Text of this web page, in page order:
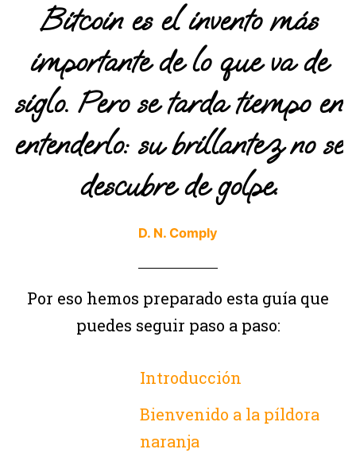
Bitcoin es el invento más
importante de lo que va de
siglo. Pero se tarda tiempo en
entenderlo: su brillantez no se
descubre de golpe.
D. N. Comply
Por eso hemos preparado esta guía que
puedes seguir paso a paso:
Introducción
Bienvenido a la píldora
naranja